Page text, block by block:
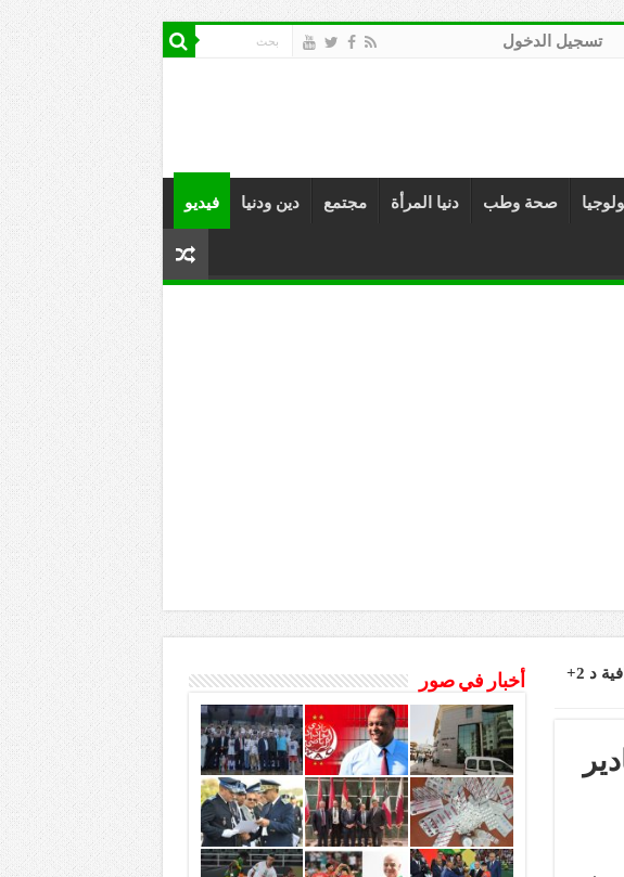
تسجيل الدخول
صحة وطب دنيا المرأة مجتمع دين ودنيا فيديو
شباب الريف الحسيمي يفرض التعادل على حسنية أكادير 2-2 البطولة الاحترافية د 2+
أخبار في صور